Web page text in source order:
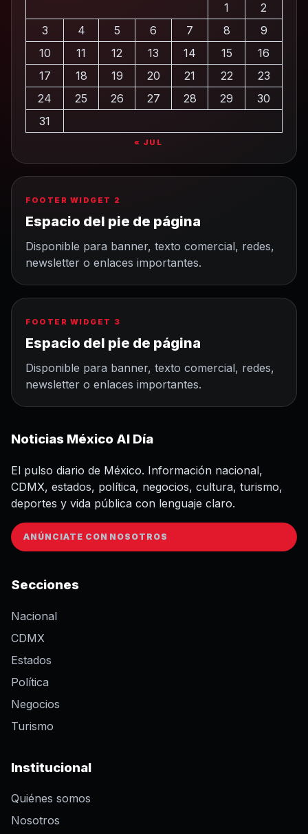
1
2
3
4 5 6 7 8
9
10
11 12 13 14 15
16
17
18 19 20 21 22
23
24
25 26 27 28 29
30
31
« JUL
FOOTER WIDGET 2
Espacio del pie de página
Disponible para banner, texto comercial, redes,
newsletter o enlaces importantes.
FOOTER WIDGET 3
Espacio del pie de página
Disponible para banner, texto comercial, redes,
newsletter o enlaces importantes.
Noticias México Al Día
El pulso diario de México. Información nacional,
CDMX, estados, política, negocios, cultura, turismo,
deportes y vida pública con lenguaje claro.
ANÚNCIATE CON NOSOTROS
Secciones
Nacional
CDMX
Estados
Política
Negocios
Turismo
Institucional
Quiénes somos
Nosotros